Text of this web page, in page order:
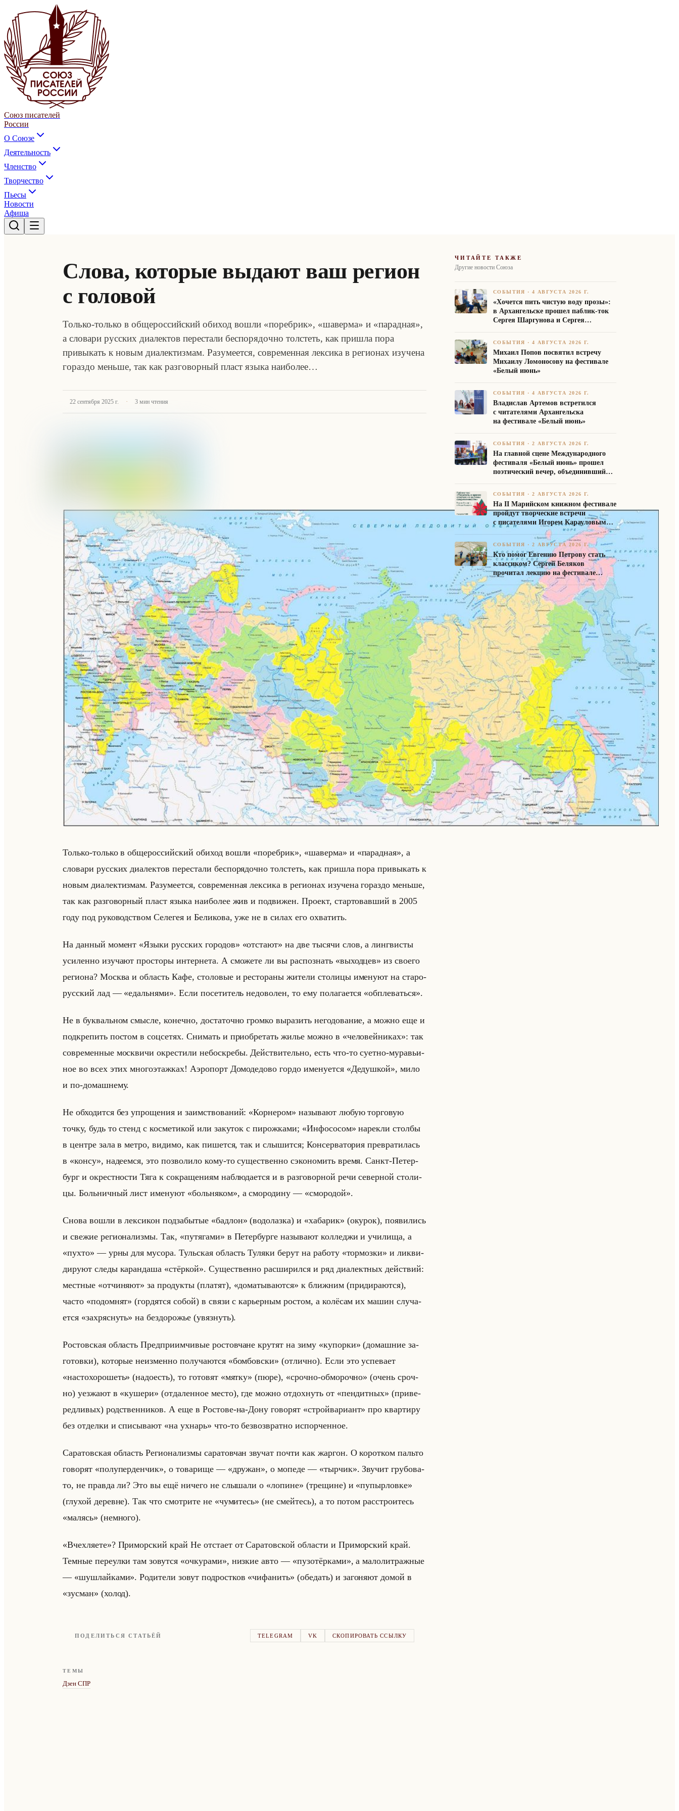
Союз писателей
России
О Союзе
Деятельность
Членство
Творчество
Пьесы
Новости
Афиша
Слова, которые выдают ваш регион
с головой
Только-только в общероссийский обиход вошли «поребрик», «шаверма» и «парадная»,
а словари русских диалектов перестали беспорядочно толстеть, как пришла пора
привыкать к новым диалектизмам. Разумеется, современная лексика в регионах изучена
гораздо меньше, так как разговорный пласт языка наиболее…
22 сентября 2025 г. · 3 мин чтения
Только-только в об­ще­рос­сийский оби­ход вошли «поребрик», «шаверма» и «парадная», а
сло­ва­ри рус­ских диа­лек­тов пе­ре­ста­ли бес­по­ря­доч­но тол­стеть, как при­шла пора при­вы­кать к
новым диа­лек­тиз­мам. Ра­зу­ме­ет­ся, со­вре­мен­ная лек­си­ка в ре­ги­онах изу­че­на го­раз­до меньше,
так как раз­го­вор­ный пласт языка наи­бо­лее жив и по­дви­жен. Про­ект, стар­то­вав­ший в 2005
году под ру­ко­вод­ством Се­ле­гея и Бе­ли­ко­ва, уже не в силах его охва­тить.
На дан­ный мо­мент «Языки русских городов» «отстают» на две ты­ся­чи слов, а линг­ви­сты
уси­лен­но изу­ча­ют про­сто­ры ин­тер­не­та. А смо­же­те ли вы рас­по­знать «выходцев» из сво­его
ре­ги­она? Москва и об­ласть Кафе, сто­ло­вые и ре­сто­ра­ны жи­те­ли сто­ли­цы име­ну­ют на ста­ро­
рус­ский лад –– «едальнями». Если по­се­ти­тель недо­во­лен, то ему по­ла­га­ет­ся «обплеваться».
Не в бук­вальном смыс­ле, ко­неч­но, до­ста­точ­но гром­ко вы­ра­зить него­до­ва­ние, а можно еще и
под­кре­пить по­стом в соц­се­тях. Сни­мать и при­об­ре­тать жилье можно в «человейниках»: так
со­вре­мен­ные моск­ви­чи окре­сти­ли небо­скре­бы. Действи­тельно, есть что-то су­ет­но-му­ра­вьи­
ное во всех этих мно­го­этаж­ках! Аэро­порт До­мо­де­до­во гордо име­ну­ет­ся «Дедушкой», мило
и по-до­маш­не­му.
Не об­хо­дит­ся без упро­ще­ния и за­им­ство­ва­ний: «Корнером» на­зы­ва­ют любую тор­го­вую
точку, будь то стенд с кос­ме­ти­кой или за­ку­ток с пи­рож­ка­ми; «Инфососом» на­рек­ли стол­бы
в цен­тре зала в метро, ви­ди­мо, как пи­шет­ся, так и слы­шит­ся; Кон­сер­ва­то­рия пре­вра­ти­лась
в «консу», на­де­ем­ся, это поз­во­ли­ло кому-то су­ще­ствен­но сэко­но­мить время. Санкт-Пе­тер­
бург и окрест­но­сти Тяга к со­кра­ще­ни­ям на­блю­да­ет­ся и в раз­го­вор­ной речи се­вер­ной сто­ли­
цы. Больнич­ный лист име­ну­ют «больняком», а смо­ро­ди­ну –– «смородой».
Снова вошли в лек­си­кон под­за­бы­тые «бадлон» (во­до­лаз­ка) и «хабарик» (оку­рок), по­яви­лись
и све­жие ре­ги­она­лиз­мы. Так, «путягами» в Пе­тер­бур­ге на­зы­ва­ют кол­ле­джи и учи­ли­ща, а
«пухто» –– урны для му­со­ра. Тульская об­ласть Ту­ля­ки берут на ра­бо­ту «тормозки» и лик­ви­
ди­ру­ют следы ка­ран­да­ша «стёркой». Су­ще­ствен­но рас­ши­рил­ся и ряд диа­лект­ных действий:
мест­ные «отчиняют» за про­дук­ты (пла­тят), «доматываются» к ближ­ним (при­ди­ра­ют­ся),
часто «подомнят» (гор­дят­ся собой) в связи с ка­рьер­ным ро­стом, а ко­лё­сам их машин слу­ча­
ет­ся «захряснуть» на без­до­ро­жье (увяз­нуть).
Ро­стов­ская об­ласть Пред­при­им­чи­вые ро­стов­чане кру­тят на зиму «купорки» (до­маш­ние за­
го­тов­ки), ко­то­рые неиз­мен­но по­лу­ча­ют­ся «бомбовски» (от­лич­но). Если это успе­ва­ет
«настохорошеть» (на­до­есть), то го­то­вят «мятку» (пюре), «срочно-обморочно» (очень сроч­
но) уез­жа­ют в «кушери» (от­да­лен­ное место), где можно от­дох­нуть от «пендитных» (при­ве­
ред­ли­вых) род­ствен­ни­ков. А еще в Ро­сто­ве-на-Дону го­во­рят «стройвариант» про квар­ти­ру
без от­дел­ки и спи­сы­ва­ют «на ухнарь» что-то без­воз­врат­но ис­пор­чен­ное.
Са­ра­тов­ская об­ласть Ре­ги­она­лиз­мы са­ра­тов­чан зву­чат почти как жар­гон. О ко­рот­ком пальто
го­во­рят «полуперденчик», о то­ва­ри­ще –– «дружан», о мо­пе­де –– «тырчик». Зву­чит гру­бо­ва­
то, не прав­да ли? Это вы ещё ни­че­го не слы­ша­ли о «лопине» (тре­щине) и «пупырловке»
(глу­хой де­ревне). Так что смот­ри­те не «чумитесь» (не смейтесь), а то потом рас­стро­итесь
«малясь» (немно­го).
«Вчехляете»? При­мор­ский край Не от­ста­ет от Са­ра­тов­ской об­ла­сти и При­мор­ский край.
Тем­ные пе­ре­ул­ки там зо­вут­ся «очкурами», низ­кие авто –– «пузотёрками», а ма­ло­лит­раж­ные
–– «шушлайками». Ро­ди­те­ли зовут под­рост­ков «чифанить» (обе­дать) и за­го­ня­ют домой в
«зусман» (холод).
ПОДЕЛИТЬСЯ СТАТЬЁЙ TELEGRAM VK СКОПИРОВАТЬ ССЫЛКУ
ТЕМЫ
Дзен СПР
ЧИТАЙТЕ ТАКЖЕ
Другие новости Союза
СОБЫТИЯ ·4 АВГУСТА 2026 Г.
«Хочется пить чистую воду прозы»:
в Архангельске прошел паблик-ток
Сергея Шаргунова и Сергея
СОБЫТИЯ ·4 АВГУСТА 2026 Г.
Михаил Попов посвятил встречу
Михаилу Ломоносову на фестивале
«Белый июнь»
СОБЫТИЯ ·4 АВГУСТА 2026 Г.
Владислав Артемов встретился
с читателями Архангельска
на фестивале «Белый июнь»
СОБЫТИЯ ·2 АВГУСТА 2026 Г.
На главной сцене Международного
фестиваля «Белый июнь» прошел
поэтический вечер, объединивший
СОБЫТИЯ ·2 АВГУСТА 2026 Г.
На II Марийском книжном фестивале
пройдут творческие встречи
с писателями Игорем Карауловым
и Платоном Бесединым
СОБЫТИЯ ·2 АВГУСТА 2026 Г.
Кто помог Евгению Петрову стать
классиком? Сергей Беляков
прочитал лекцию на фестивале
«Белый июнь»